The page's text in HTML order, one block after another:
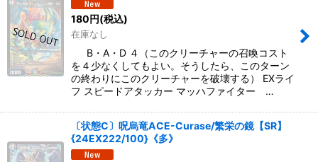
180円(税込)
在庫なし
B・A・D ４（このクリーチャーの召喚コスト
を４少なくしてもよい。そうしたら、このターン
の終わりにこのクリーチャーを破壊する） EXライ
フ スピードアタッカー マッハファイター …
〔状態C〕呪烏竜ACE-Curase/繁栄の鏡【SR】
{24EX222/100}《多》